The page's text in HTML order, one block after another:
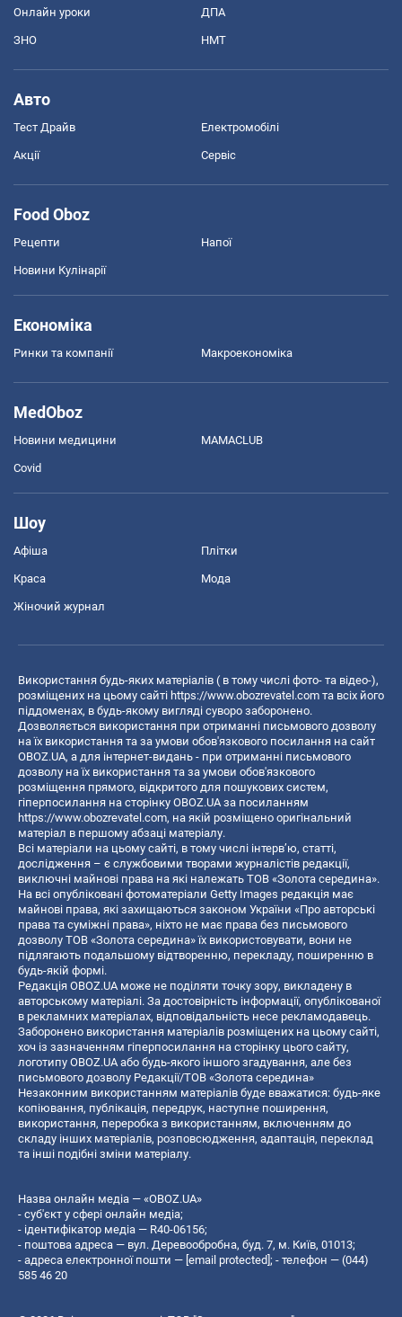
Онлайн уроки ДПА
ЗНО НМТ
Авто
Тест Драйв Електромобілі
Акції Сервіс
Food Oboz
Рецепти Напої
Новини Кулінарії
Економіка
Ринки та компанії Макроекономіка
MedOboz
Новини медицини MAMACLUB
Covid
Шоу
Афіша Плітки
Краса Мода
Жіночий журнал
Використання будь-яких матеріалів ( в тому числі фото- та відео-),
розміщених на цьому сайті https://www.obozrevatel.com та всіх його
піддоменах, в будь-якому вигляді суворо заборонено.
Дозволяється використання при отриманні письмового дозволу
на їх використання та за умови обов'язкового посилання на сайт
OBOZ.UA, а для інтернет-видань - при отриманні письмового
дозволу на їх використання та за умови обов'язкового
розміщення прямого, відкритого для пошукових систем,
гіперпосилання на сторінку OBOZ.UA за посиланням
https://www.obozrevatel.com, на якій розміщено оригінальний
матеріал в першому абзаці матеріалу.
Всі матеріали на цьому сайті, в тому числі інтерв’ю, статті,
дослідження – є службовими творами журналістів редакції,
виключні майнові права на які належать ТОВ «Золота середина».
На всі опубліковані фотоматеріали Getty Images редакція має
майнові права, які захищаються законом України «Про авторські
права та суміжні права», ніхто не має права без письмового
дозволу ТОВ «Золота середина» їх використовувати, вони не
підлягають подальшому відтворенню, перекладу, поширенню в
будь-якій формі.
Редакція OBOZ.UA може не поділяти точку зору, викладену в
авторському матеріалі. За достовірність інформації, опублікованої
в рекламних матеріалах, відповідальність несе рекламодавець.
Заборонено використання матеріалів розміщених на цьому сайті,
хоч із зазначенням гіперпосилання на сторінку цього сайту,
логотипу OBOZ.UA або будь-якого іншого згадування, але без
письмового дозволу Редакції/ТОВ «Золота середина»
Незаконним використанням матеріалів буде вважатися: будь-яке
копiювання, публiкацiя, передрук, наступне поширення,
використання, переробка з використанням, включенням до
складу інших матеріалів, розповсюдження, адаптація, переклад
та інші подібні зміни матеріалу.
Назва онлайн медіа — «OBOZ.UA»
- суб'єкт у сфері онлайн медіа;
- ідентифікатор медіа — R40-06156;
- поштова адреса — вул. Деревообробна, буд. 7, м. Київ, 01013;
- адреса електронної пошти — [email protected] ; - телефон — (044)
585 46 20